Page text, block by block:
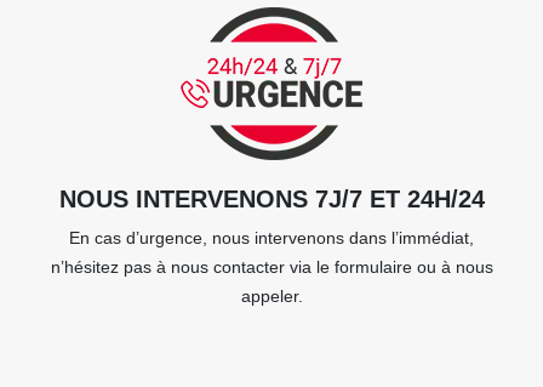
NOUS INTERVENONS 7J/7 ET 24H/24
En cas d’urgence, nous intervenons dans l’immédiat,
n’hésitez pas à nous contacter via le formulaire ou à nous
appeler.